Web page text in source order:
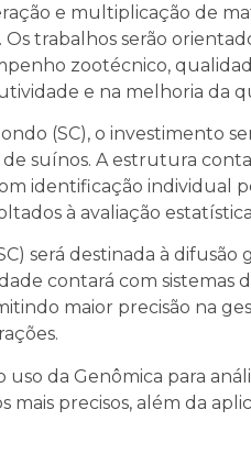
e multiplicação de
Os trabalhos serão
zootécnico,
e na melhoria da
(SC), o investimento
suínos. A estrutura
identificação individual
à avaliação
será destinada à
contará com sistemas
maior precisão na
da Genômica para
precisos, além da